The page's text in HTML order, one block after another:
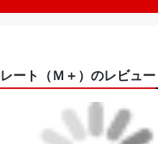
ート（Ｍ＋）のレビュー